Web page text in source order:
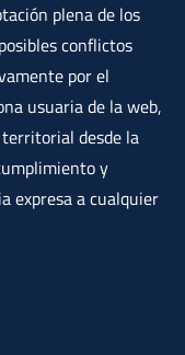
plena de los
conflictos
por el
usuaria de la web,
desde la
y
expresa a cualquier